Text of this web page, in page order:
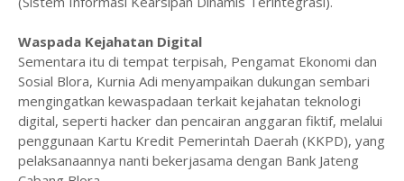
Waspada Kejahatan Digital
Sementara itu di tempat terpisah, Pengamat Ekonomi dan
Sosial Blora, Kurnia Adi menyampaikan dukungan sembari
mengingatkan kewaspadaan terkait kejahatan teknologi
digital, seperti hacker dan pencairan anggaran fiktif, melalui
penggunaan Kartu Kredit Pemerintah Daerah (KKPD), yang
pelaksanaannya nanti bekerjasama dengan Bank Jateng